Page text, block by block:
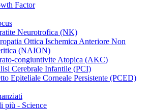
Factor
Neurotrofica (NK)
Ottica Ischemica Anteriore Non
(NAION)
congiuntivite Atopica (AKC)
Cerebrale Infantile (PCI)
Epiteliale Corneale Persistente (PCED)
più - Science